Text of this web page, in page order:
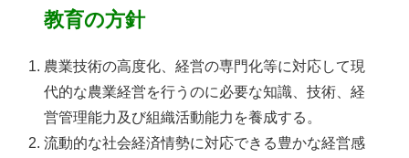
教育の方針
農業技術の高度化、経営の専門化等に対応して現
代的な農業経営を行うのに必要な知識、技術、経
営管理能力及び組織活動能力を養成する。
流動的な社会経済情勢に対応できる豊かな経営感